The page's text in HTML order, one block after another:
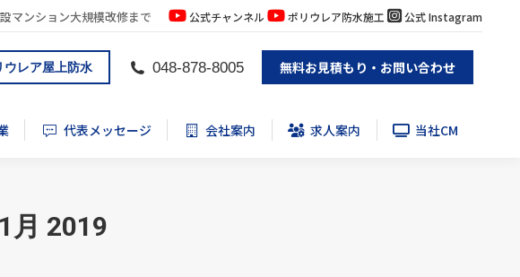
マンション大規模改修まで 公式チャンネル ポリウレア防水施工 公式 Instagram
ウレア屋上防水 048-878-8005 無料お見積もり・お問い合わせ
代表メッセージ 会社案内 求人案内 当社CM
1月 2019
代表メッセージ 会社案内 求人案内 当社CM